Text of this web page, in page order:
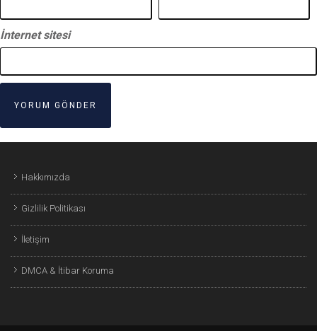
İnternet sitesi
Hakkımızda
Gizlilik Politikası
İletişim
DMCA & İtibar Koruma